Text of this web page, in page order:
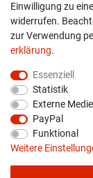
05662 /
Overdrive-Racing
Frankenstr. 9
34587 Felsberg-
Einwilligung zu
widerrufen.
zur Verwendung
erklärung.
Essenziell
Statistik
Externe
PayPal
Funktional
Weitere